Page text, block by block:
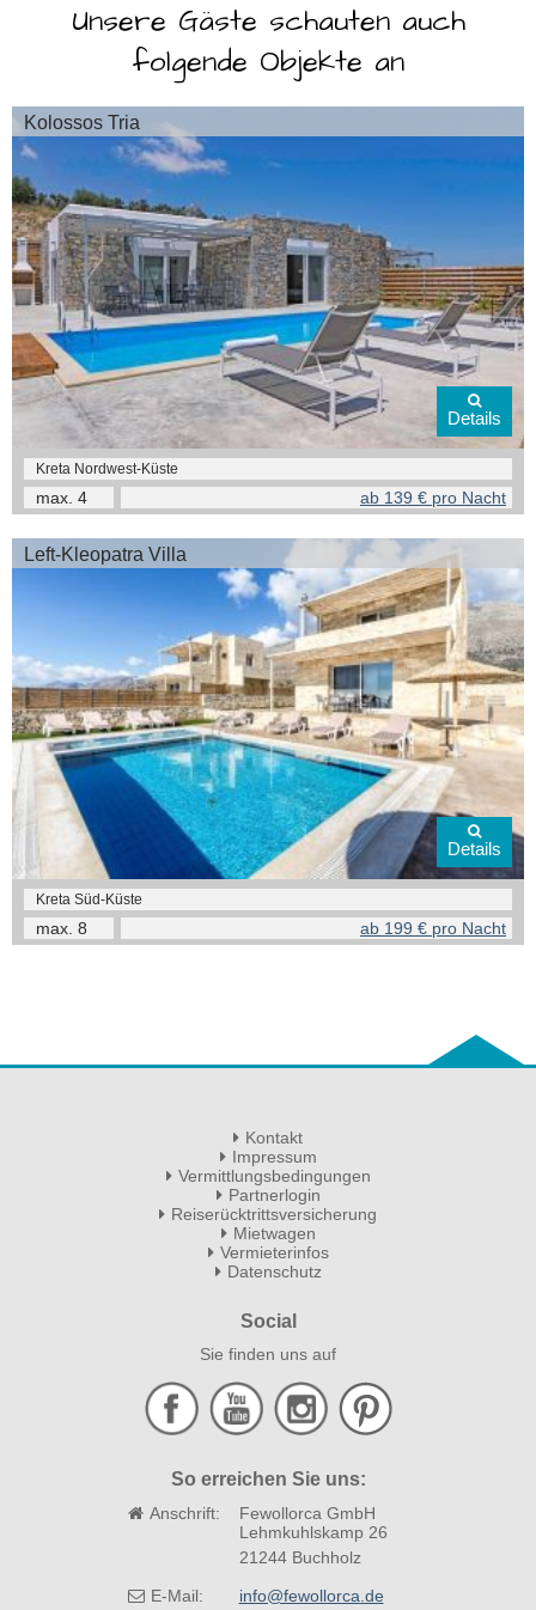
Unsere Gäste schauten auch
folgende Objekte an
Kolossos Tria
Kreta Nordwest-Küste
max. 4 ab 139 € pro Nacht
Details
Left-Kleopatra Villa
Kreta Süd-Küste
max. 8 ab 199 € pro Nacht
Details
Kontakt
Impressum
Vermittlungsbedingungen
Partnerlogin
Reiserücktrittsversicherung
Mietwagen
Vermieterinfos
Datenschutz
Social
Sie finden uns auf
So erreichen Sie uns:
Anschrift:
Fewollorca GmbH
Lehmkuhlskamp 26
21244 Buchholz
E-Mail:
info@fewollorca.de